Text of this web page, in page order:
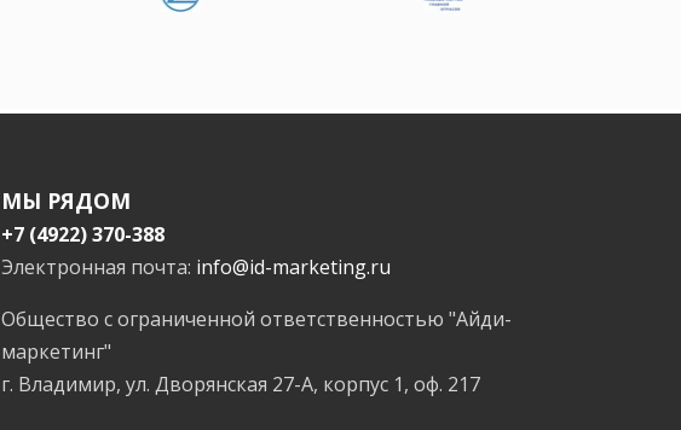
МЫ РЯДОМ
+7 (4922) 370-388
Электронная почта: info@id-marketing.ru
Общество с ограниченной ответственностью "Айди-
маркетинг"
г. Владимир, ул. Дворянская 27-А, корпус 1, оф. 217